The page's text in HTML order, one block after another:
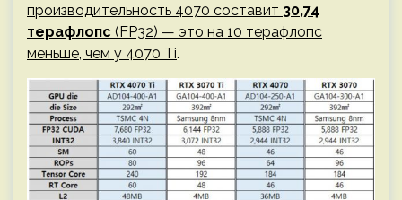
производительность 4070 составит 30,74
терафлопс (FP32) — это на 10 терафлопс
меньше, чем у 4070 Ti.